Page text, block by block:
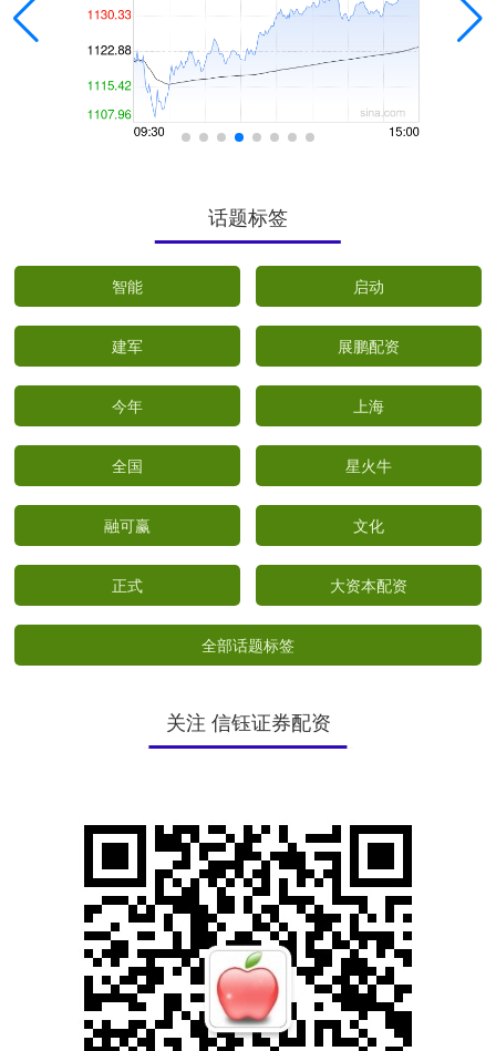
话题标签
智能 启动
建军 展鹏配资
今年 上海
全国 星火牛
融可赢 文化
正式 大资本配资
全部话题标签
关注 信钰证券配资